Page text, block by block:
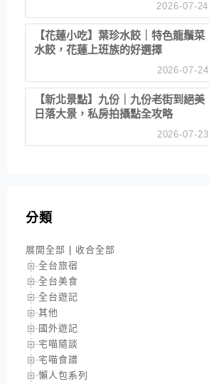
2026-07-24
【花蓮小吃】葉珍水餃｜特色龍鬚菜
水餃，花蓮上班族的好選擇
2026-07-24
【新北景點】九份｜九份老街到絕美
日落大景，私房拍攝點全攻略
2026-07-23
分類
展開全部
收合全部
全台旅宿
全台美食
全台遊記
其他
國外遊記
宅喵隨談
宅喵食譜
懶人包系列